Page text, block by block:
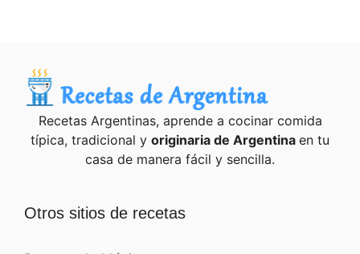
Recetas Argentinas, aprende a cocinar comida
típica, tradicional y originaria de Argentina en tu
casa de manera fácil y sencilla.
Otros sitios de recetas